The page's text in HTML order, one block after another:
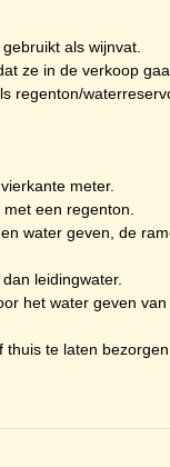
als wijnvat.
ze in de verkoop
regenton/
meter.
een regenton.
water geven, de
leidingwater.
het water geven
te laten bezorgen.